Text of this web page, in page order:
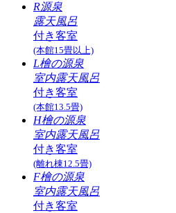
R源泉
露天風呂
付き客室
(本館15畳以上)
L檜の源泉
室内露天風呂
付き客室
(本館13.5畳)
H檜の源泉
室内露天風呂
付き客室
(離れ棟12.5畳)
F檜の源泉
室内露天風呂
付き客室